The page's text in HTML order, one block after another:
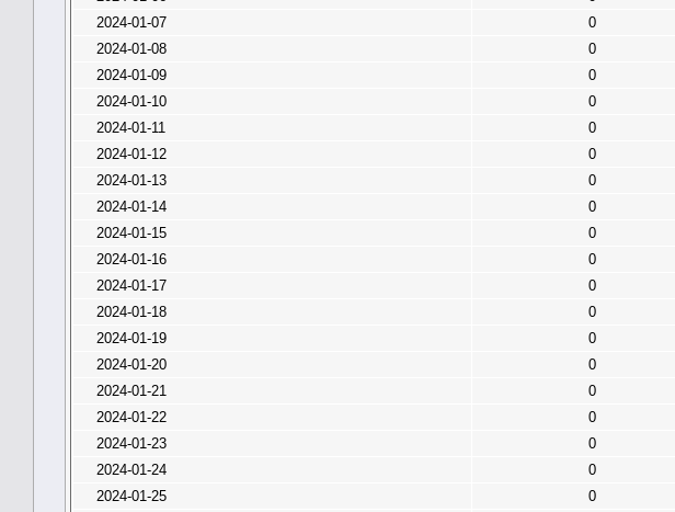
2024-01-07
0
2024-01-08
0
2024-01-09
0
2024-01-10
0
2024-01-11
0
2024-01-12
0
2024-01-13
0
2024-01-14
0
2024-01-15
0
2024-01-16
0
2024-01-17
0
2024-01-18
0
2024-01-19
0
2024-01-20
0
2024-01-21
0
2024-01-22
0
2024-01-23
0
2024-01-24
0
2024-01-25
0